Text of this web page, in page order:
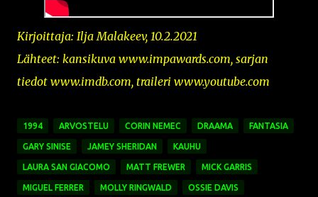
Kirjoittaja: Ilja Malakeev, 10.2.2021
Lähteet: kansikuva www.impawards.com, sarjan
tiedot www.imdb.com, traileri www.youtube.com
1994 ARVOSTELU CORIN NEMEC DRAAMA FANTASIA
GARY SINISE JAMEY SHERIDAN KAUHU
LAURA SAN GIACOMO MATT FREWER MICK GARRIS
MIGUEL FERRER MOLLY RINGWALD OSSIE DAVIS